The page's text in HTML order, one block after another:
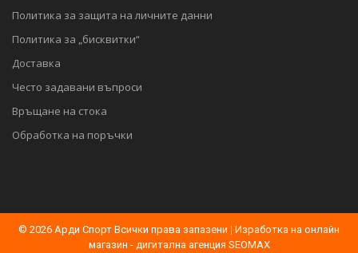
Политика за защита на личните данни
Политика за „бисквитки“
Доставка
Често задавани въпроси
Връщане на стока
Обработка на поръчки
© 2026 Арди Спорт Всички права запазени | Изработка на онлайн
магазин - дигитална агенция SEOMAX